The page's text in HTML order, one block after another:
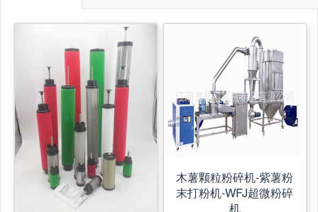
木薯颗粒粉碎机-紫薯粉
末打粉机-WFJ超微粉碎
机